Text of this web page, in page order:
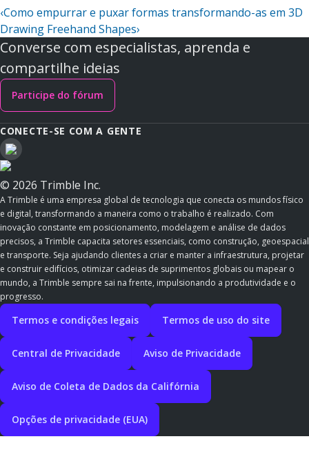
‹Como empurrar e puxar formas transformando-as em 3D
Drawing Freehand Shapes›
Converse com especialistas, aprenda e
compartilhe ideias
Participe do fórum
CONECTE-SE COM A GENTE
© 2026 Trimble Inc.
A Trimble é uma empresa global de tecnologia que conecta os mundos físico
e digital, transformando a maneira como o trabalho é realizado. Com
inovação constante em posicionamento, modelagem e análise de dados
precisos, a Trimble capacita setores essenciais, como construção, geoespacial
e transporte. Seja ajudando clientes a criar e manter a infraestrutura, projetar
e construir edifícios, otimizar cadeias de suprimentos globais ou mapear o
mundo, a Trimble sempre sai na frente, impulsionando a produtividade e o
progresso.
Termos e condições legais Termos de uso do site
Central de Privacidade Aviso de Privacidade
Aviso de Coleta de Dados da Califórnia
Opções de privacidade (EUA)